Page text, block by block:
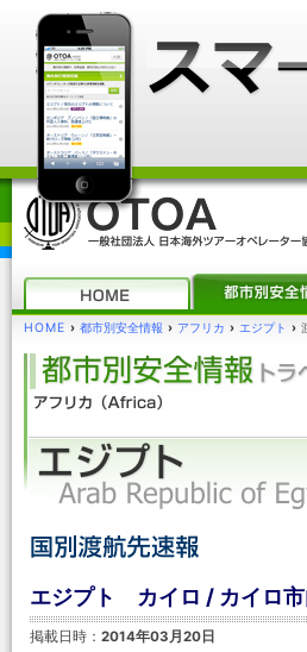
HOME › 都市別安全情報 › アフリカ › エジプト ›
エジプト カイロ / カイロ
掲載日時： 2014年03月20日